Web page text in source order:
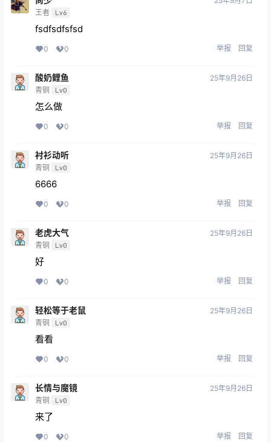
王者 Lv6
fsdfsdfsfsd
0 0 举报 回复
酸奶鲤鱼
青铜 Lv0
25年9月26日
怎么做
0 0 举报 回复
衬衫动听
青铜 Lv0
25年9月26日
6666
0 0 举报 回复
老虎大气
青铜 Lv0
25年9月26日
好
0 0 举报 回复
轻松等于老鼠
青铜 Lv0
25年9月26日
看看
0 0 举报 回复
长情与魔镜
青铜 Lv0
25年9月26日
来了
0 0 举报 回复